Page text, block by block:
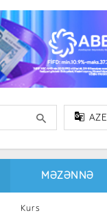
AZE
MƏZƏNNƏ
Kurs